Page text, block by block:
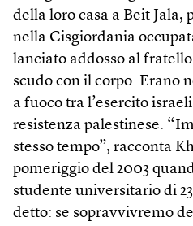
della loro casa a Beit Jala,
nella Cisgiordania
lanciato addosso al
scudo con il corpo. Erano
a fuoco tra l’esercito
resistenza palestinese.
stesso tempo”, racconta
pomeriggio del 2003
studente universitario di
detto: se soprav­vivremo